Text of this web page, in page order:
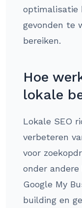
optimalisatie
gevonden te
bereiken.
Hoe
lokale
Lokale SEO
verbeteren
voor
onder
Google My
building en